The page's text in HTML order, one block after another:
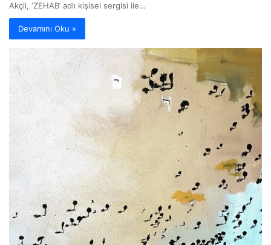
Akçil, ‘ZEHAB’ adlı kişisel sergisi ile…
Devamını Oku »